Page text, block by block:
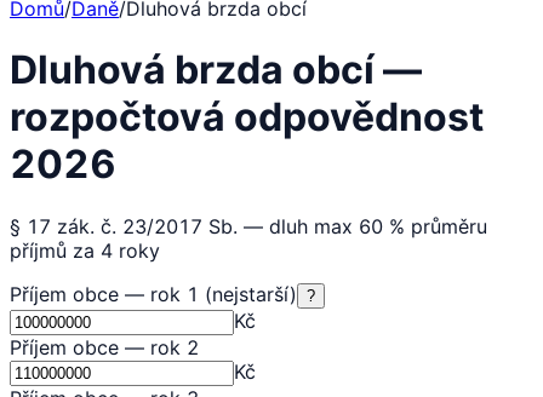
Domů/Daně/Dluhová brzda obcí
Dluhová brzda obcí —
rozpočtová odpovědnost
2026
§ 17 zák. č. 23/2017 Sb. — dluh max 60 % průměru
příjmů za 4 roky
Příjem obce — rok 1 (nejstarší)
?
Kč
Příjem obce — rok 2
Kč